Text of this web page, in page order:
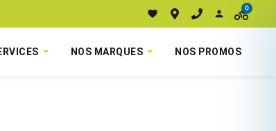
0
NOS MARQUES NOS PROMOS